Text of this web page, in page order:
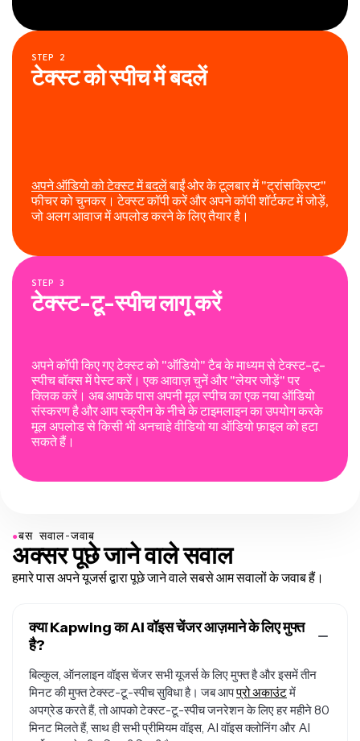
STEP 2
टेक्स्ट को स्पीच में बदलें
अपने ऑडियो को टेक्स्ट में बदलेंबाईं ओर के टूलबार में "ट्रांसक्रिप्ट"
फीचर को चुनकर। टेक्स्ट कॉपी करें और अपने कॉपी शॉर्टकट में जोड़ें,
जो अलग आवाज में अपलोड करने के लिए तैयार है।
STEP 3
टेक्स्ट-टू-स्पीच लागू करें
अपने कॉपी किए गए टेक्स्ट को "ऑडियो" टैब के माध्यम से टेक्स्ट-टू-
स्पीच बॉक्स में पेस्ट करें। एक आवाज़ चुनें और "लेयर जोड़ें" पर
क्लिक करें। अब आपके पास अपनी मूल स्पीच का एक नया ऑडियो
संस्करण है और आप स्क्रीन के नीचे के टाइमलाइन का उपयोग करके
मूल अपलोड से किसी भी अनचाहे वीडियो या ऑडियो फ़ाइल को हटा
सकते हैं।
●बस सवाल-जवाब
अक्सर पूछे जाने वाले सवाल
हमारे पास अपने यूजर्स द्वारा पूछे जाने वाले सबसे आम सवालों के जवाब हैं।
क्या Kapwing का AI वॉइस चेंजर आज़माने के लिए मुफ्त
है?
बिल्कुल, ऑनलाइन वॉइस चेंजर सभी यूजर्स के लिए मुफ्त है और इसमें तीन
मिनट की मुफ्त टेक्स्ट-टू-स्पीच सुविधा है। जब आपप्रो अकाउंटमें
अपग्रेड करते हैं, तो आपको टेक्स्ट-टू-स्पीच जनरेशन के लिए हर महीने 80
मिनट मिलते हैं, साथ ही सभी प्रीमियम वॉइस, AI वॉइस क्लोनिंग और AI